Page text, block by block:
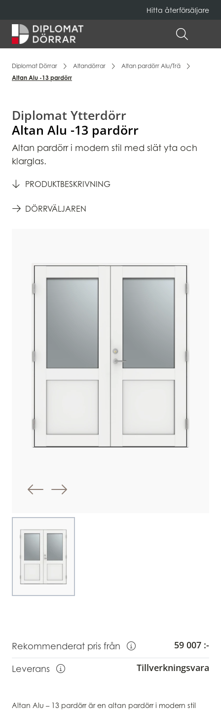
Hitta återförsäljare
ÖPPNA
Diplomat Dörrar Altandörrar
Altan pardörr Alu/Trä
Altan Alu -13 pardörr
Diplomat Ytterdörr
Altan Alu -13 pardörr
Altan pardörr i modern stil med slät yta och
klarglas.
PRODUKTBESKRIVNING
DÖRRVÄLJAREN
Föregående bild
Nästa bild
Choose image
Rekommenderat pris från
Visa information om
59 007 :-
Leverans
Tillverkningsvara
Altan Alu – 13 pardörr är en altan pardörr i modern stil